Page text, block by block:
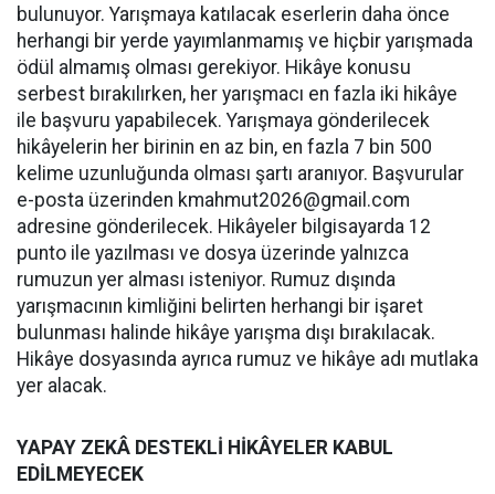
bulunuyor. Yarışmaya katılacak eserlerin daha önce
herhangi bir yerde yayımlanmamış ve hiçbir yarışmada
ödül almamış olması gerekiyor. Hikâye konusu
serbest bırakılırken, her yarışmacı en fazla iki hikâye
ile başvuru yapabilecek. Yarışmaya gönderilecek
hikâyelerin her birinin en az bin, en fazla 7 bin 500
kelime uzunluğunda olması şartı aranıyor. Başvurular
e-posta üzerinden kmahmut2026@gmail.com
adresine gönderilecek. Hikâyeler bilgisayarda 12
punto ile yazılması ve dosya üzerinde yalnızca
rumuzun yer alması isteniyor. Rumuz dışında
yarışmacının kimliğini belirten herhangi bir işaret
bulunması halinde hikâye yarışma dışı bırakılacak.
Hikâye dosyasında ayrıca rumuz ve hikâye adı mutlaka
yer alacak.
YAPAY ZEKÂ DESTEKLİ HİKÂYELER KABUL
EDİLMEYECEK